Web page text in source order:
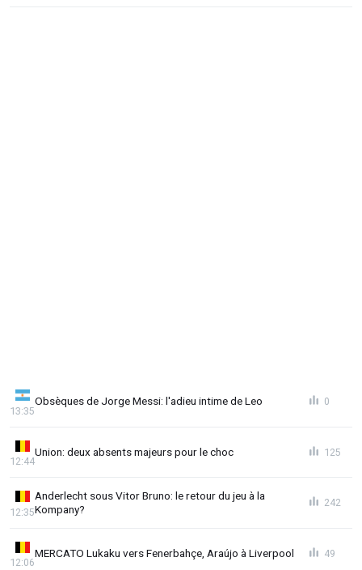
Obsèques de Jorge Messi: l'adieu intime de Leo
13:35
0
Union: deux absents majeurs pour le choc
12:44
125
Anderlecht sous Vitor Bruno: le retour du jeu à la
Kompany?
12:35
242
MERCATO Lukaku vers Fenerbahçe, Araújo à Liverpool
12:06
49